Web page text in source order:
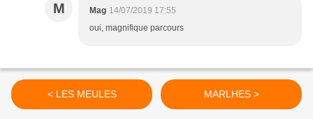
M Mag 14/07/2019 17:55
oui, magnifique parcours
< LES MEULES MARLHES >